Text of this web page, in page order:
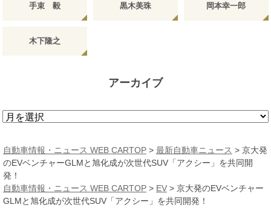
手束 毅 黒木美珠 岡本幸一郎
木下隆之
アーカイブ
ア
カ
イ
ブ
自動車情報・ニュース WEB CARTOP > 最新自動車ニュース > 京大発
のEVベンチャーGLMと旭化成が次世代SUV「アクシー」を共同開
発！
自動車情報・ニュース WEB CARTOP > EV > 京大発のEVベンチャー
GLMと旭化成が次世代SUV「アクシー」を共同開発！